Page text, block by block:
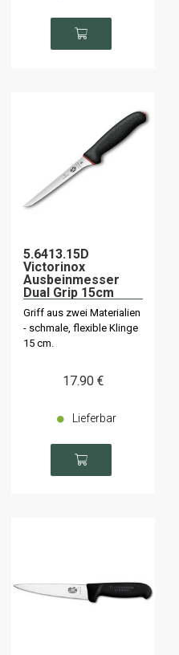
5.6413.15D
Victorinox
Ausbeinmesser
Dual Grip 15cm
flexibel
Griff aus zwei Materialien
- schmale, flexible Klinge
15 cm.
17.90 €
Lieferbar